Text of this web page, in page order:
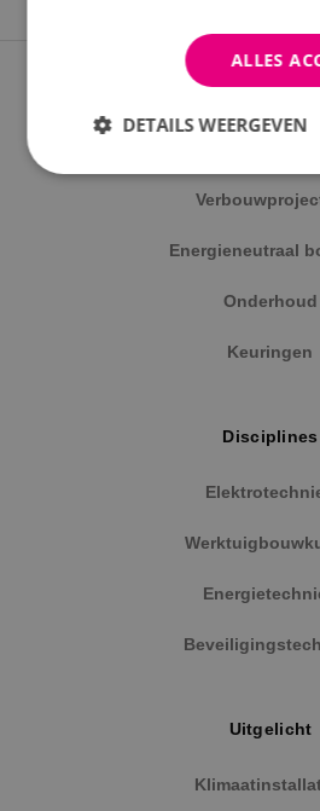
MBO
HBO
Werken en leren
Expertises
Energieneutraal
Onderhoud
Keuringen
Disciplines
Uitgelicht
ALLES
DETAILS WEERGEVEN
Functioneel
Niet-
Strikt noodzakelijke cookies
website kan niet goed worden